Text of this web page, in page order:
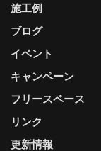
更新情報
施工例
ブログ
イベント
キャンペーン
フリースペース
リンク